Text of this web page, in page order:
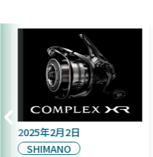
2025年2月2日
SHIMANO